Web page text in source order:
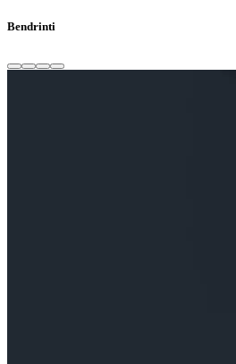
Bendrinti